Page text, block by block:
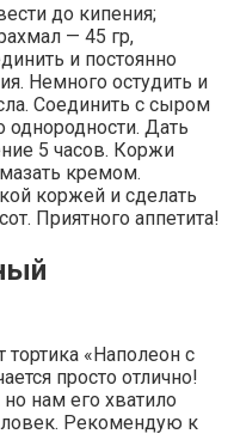
до кипения;
— 45 гр,
и постоянно
Немного остудить и
Соединить с сыром
однородности. Дать
5 часов. Коржи
кремом.
коржей и сделать
Приятного аппетита!
«Наполеон с
просто отлично!
нам его хватило
Рекомендую к